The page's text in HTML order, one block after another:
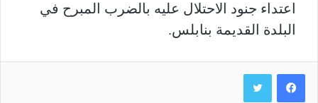
اعتداء جنود الاحتلال عليه بالضرب المبرح في
البلدة القديمة بنابلس.